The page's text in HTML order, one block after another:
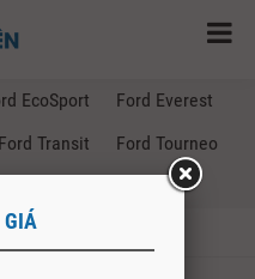
EcoSport
Ford Everest
Ford Transit
Ford Tourneo
ranger Quảng nam"
GIÁ